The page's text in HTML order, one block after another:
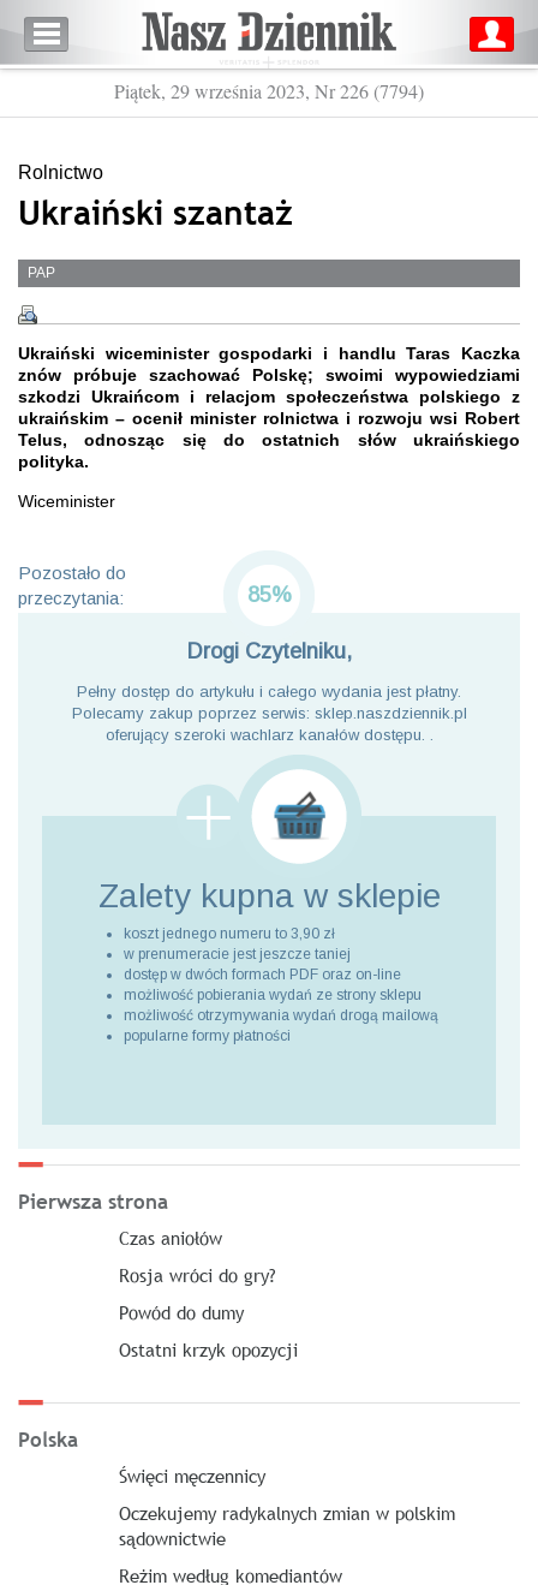
Piątek, 29 września 2023, Nr 226 (7794)
Rolnictwo
Ukraiński szantaż
PAP
Ukraiński wiceminister gospodarki i handlu Taras Kaczka
znów próbuje szachować Polskę; swoimi wypowiedziami
szkodzi Ukraińcom i relacjom społeczeństwa polskiego z
ukraińskim – ocenił minister rolnictwa i rozwoju wsi Robert
Telus, odnosząc się do ostatnich słów ukraińskiego
polityka.
Wiceminister
Pozostało do
przeczytania:
85%
Drogi Czytelniku,
Pełny dostęp do artykułu i całego wydania jest płatny.
Polecamy zakup poprzez serwis: sklep.naszdziennik.pl
oferujący szeroki wachlarz kanałów dostępu. .
Zalety kupna w sklepie
koszt jednego numeru to 3,90 zł
w prenumeracie jest jeszcze taniej
dostęp w dwóch formach PDF oraz on-line
możliwość pobierania wydań ze strony sklepu
możliwość otrzymywania wydań drogą mailową
popularne formy płatności
Pierwsza strona
Czas aniołów
Rosja wróci do gry?
Powód do dumy
Ostatni krzyk opozycji
Polska
Święci męczennicy
Oczekujemy radykalnych zmian w polskim
sądownictwie
Reżim według komediantów